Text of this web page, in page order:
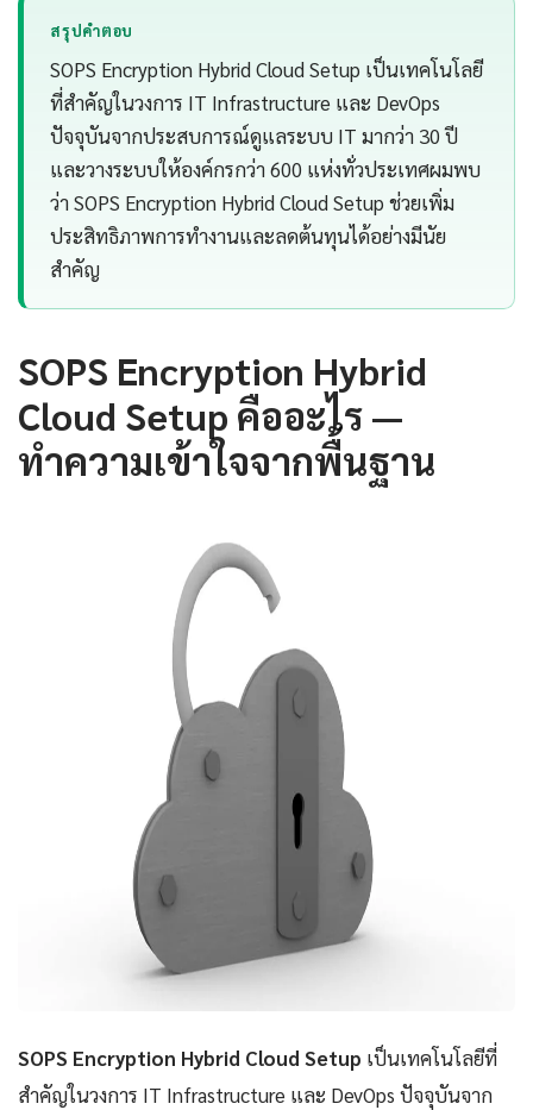
สรุปคำตอบ
SOPS Encryption Hybrid Cloud Setup เป็นเทคโนโลยี
ที่สำคัญในวงการ IT Infrastructure และ DevOps
ปัจจุบันจากประสบการณ์ดูแลระบบ IT มากว่า 30 ปี
และวางระบบให้องค์กรกว่า 600 แห่งทั่วประเทศผมพบ
ว่า SOPS Encryption Hybrid Cloud Setup ช่วยเพิ่ม
ประสิทธิภาพการทำงานและลดต้นทุนได้อย่างมีนัย
สำคัญ
SOPS Encryption Hybrid
Cloud Setup คืออะไร —
ทำความเข้าใจจากพื้นฐาน
SOPS Encryption Hybrid Cloud Setup เป็นเทคโนโลยีที่
สำคัญในวงการ IT Infrastructure และ DevOps ปัจจุบันจาก